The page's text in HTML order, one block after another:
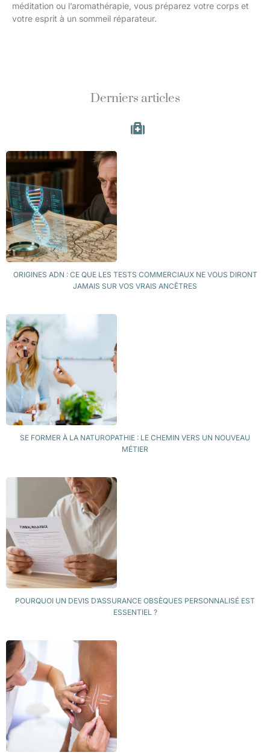
méditation ou l’aromathérapie, vous préparez votre corps et
votre esprit à un sommeil réparateur.
Derniers articles
ORIGINES ADN : CE QUE LES TESTS COMMERCIAUX NE VOUS DIRONT
JAMAIS SUR VOS VRAIS ANCÊTRES
SE FORMER À LA NATUROPATHIE : LE CHEMIN VERS UN NOUVEAU
MÉTIER
POURQUOI UN DEVIS D’ASSURANCE OBSÈQUES PERSONNALISÉ EST
ESSENTIEL ?